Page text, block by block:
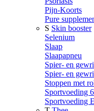
Pijn-Koorts
Pure
S Skin booster
Selenium
Slaap
Slaapapneu
Spier- en
Spier- en
Stoppen met
Sportvoeding
Sportvoeding